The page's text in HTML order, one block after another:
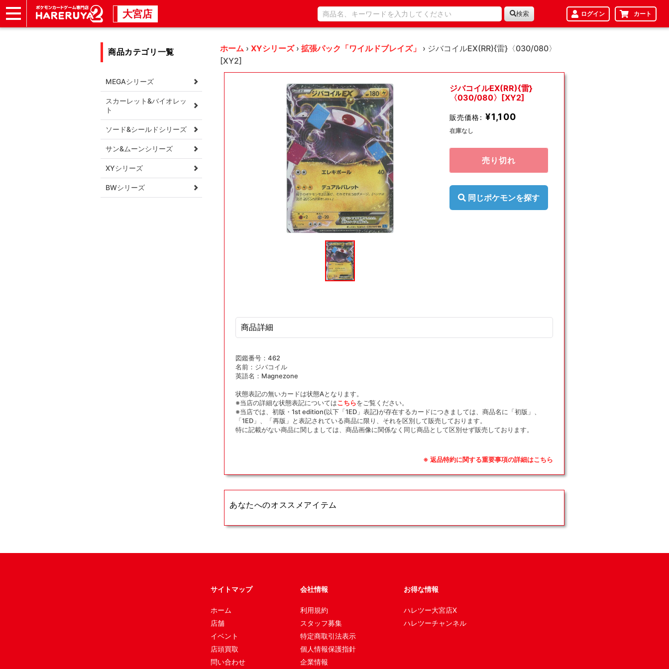
大宮店 検索 ログイン カート
商品カテゴリ一覧
MEGAシリーズ
スカーレット&バイオレッ
ト
ソード&シールドシリーズ
サン&ムーンシリーズ
XYシリーズ
BWシリーズ
ホーム › XYシリーズ › 拡張パック「ワイルドブレイズ」 › ジバコイルEX(RR){雷}〈030/080〉
[XY2]
(1)
を
ジバコイルEX(RR){雷}
〈030/080〉[XY2]
販売価格: ¥1,100
在庫なし
売り切れ
同じポケモンを探す
商品詳細
図鑑番号：462
名前：ジバコイル
英語名：Magnezone
状態表記の無いカードは状態Aとなります。
※当店の詳細な状態表記についてはこちらをご覧ください。
※当店では、初版・1st edition(以下「1ED」表記)が存在するカードにつきましては、商品名に「初版」、
「1ED」、「再版」と表記されている商品に限り、それを区別して販売しております。
特に記載がない商品に関しましては、商品画像に関係なく同じ商品として区別せず販売しております。
※ 返品特約に関する重要事項の詳細はこちら
あなたへのオススメアイテム
サイトマップ
ホーム
店舗
イベント
店頭買取
問い合わせ
会社情報
利用規約
スタッフ募集
特定商取引法表示
個人情報保護指針
企業情報
お得な情報
ハレツー大宮店X
ハレツーチャンネル